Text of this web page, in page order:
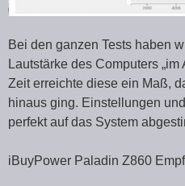
Bei den ganzen Tests haben
Lautstärke des Computers
Zeit erreichte diese ein Maß,
hinaus ging. Einstellungen
perfekt auf das System
iBuyPower Paladin Z860